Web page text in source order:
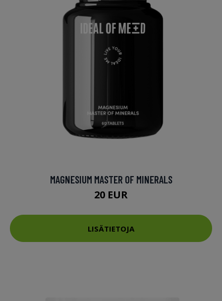
MAGNESIUM MASTER OF MINERALS
20 EUR
LISÄTIETOJA